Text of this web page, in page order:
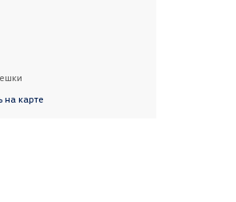
на карте